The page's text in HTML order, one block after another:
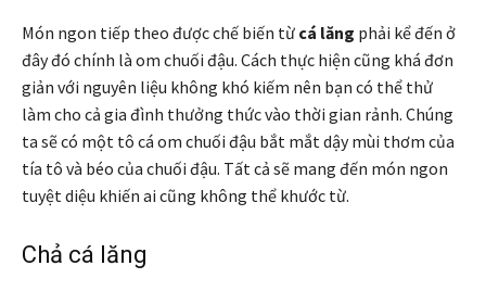
Món ngon tiếp theo được chế biến từ cá lăng phải kể đến ở
đây đó chính là om chuối đậu. Cách thực hiện cũng khá đơn
giản với nguyên liệu không khó kiếm nên bạn có thể thử
làm cho cả gia đình thưởng thức vào thời gian rảnh. Chúng
ta sẽ có một tô cá om chuối đậu bắt mắt dậy mùi thơm của
tía tô và béo của chuối đậu. Tất cả sẽ mang đến món ngon
tuyệt diệu khiến ai cũng không thể khước từ.
Chả cá lăng